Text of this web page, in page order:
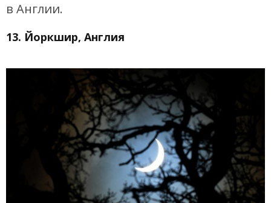
в Англии.
13. Йоркшир, Англия